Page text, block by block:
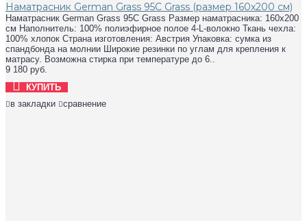
Наматрасник German Grass 95C Grass (размер 160х200 см)
Наматрасник German Grass 95C Grass Размер наматрасника: 160х200
см Наполнитель: 100% полиэфирное полое 4-L-волокно Ткань чехла:
100% хлопок Страна изготовления: Австрия Упаковка: сумка из
спандбонда на молнии Широкие резинки по углам для крепления к
матрасу. Возможна стирка при температуре до 6..
9 180 руб.
КУПИТЬ
в закладки
сравнение